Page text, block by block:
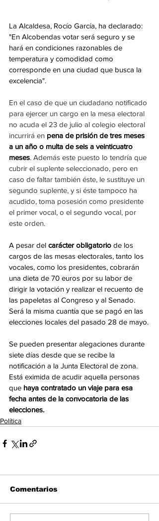
La Alcaldesa, Rocío García, ha declarado:
"En Alcobendas votar será seguro y se
hará en condiciones razonables de
temperatura y comodidad como
corresponde en una ciudad que busca la
excelencia".
En el caso de que un ciudadano notificado
para ejercer un cargo en la mesa electoral
no acuda el 23 de julio al colegio electoral
incurrirá en pena de prisión de tres meses
a un año o multa de seis a veinticuatro
meses. Además este puesto lo tendría que
cubrir el suplente seleccionado, pero en
caso de faltar también éste, le sustituye un
segundo suplente, y si éste tampoco ha
acudido, toma posesión como presidente
el primer vocal, o el segundo vocal, por
este orden.
A pesar del carácter obligatorio de los
cargos de las mesas electorales, tanto los
vocales, como los presidentes, cobrarán
una dieta de 70 euros por su labor de
dirigir la votación y realizar el recuento de
las papeletas al Congreso y al Senado.
Será la misma cuantía que se pagó en las
elecciones locales del pasado 28 de mayo.
Se pueden presentar alegaciones durante
siete días desde que se recibe la
notificación a la Junta Electoral de zona.
Está eximida de acudir aquella personas
que haya contratado un viaje para esa
fecha antes de la convocatoria de las
elecciones.
Política
Comentarios